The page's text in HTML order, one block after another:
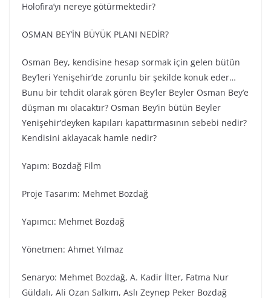
Holofira’yı nereye götürmektedir?
OSMAN BEY’İN BÜYÜK PLANI NEDİR?
Osman Bey, kendisine hesap sormak için gelen bütün
Bey’leri Yenişehir’de zorunlu bir şekilde konuk eder…
Bunu bir tehdit olarak gören Bey’ler Beyler Osman Bey’e
düşman mı olacaktır? Osman Bey’in bütün Beyler
Yenişehir’deyken kapıları kapattırmasının sebebi nedir?
Kendisini aklayacak hamle nedir?
Yapım: Bozdağ Fi̇lm
Proje Tasarım: Mehmet Bozdağ
Yapımcı: Mehmet Bozdağ
Yönetmen: Ahmet Yılmaz
Senaryo: Mehmet Bozdağ, A. Kadir İlter, Fatma Nur
Güldalı, Ali Ozan Salkım, Aslı Zeynep Peker Bozdağ